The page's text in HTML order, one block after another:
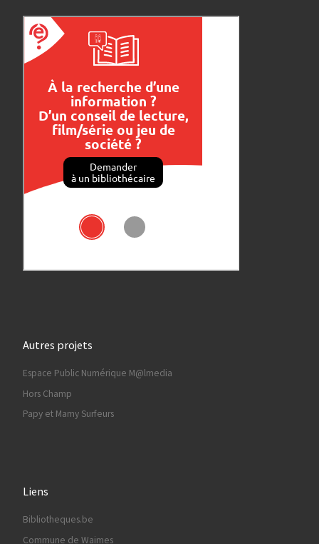
Autres projets
Espace Public Numérique M@lmedia
Hors Champ
Papy et Mamy Surfeurs
Liens
Bibliotheques.be
Commune de Waimes